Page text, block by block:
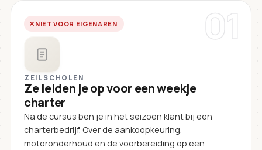
01
NIET VOOR EIGENAREN
ZEILSCHOLEN
Ze leiden je op voor een weekje
charter
Na de cursus ben je in het seizoen klant bij een
charterbedrijf. Over de aankoopkeuring,
motoronderhoud en de voorbereiding op een